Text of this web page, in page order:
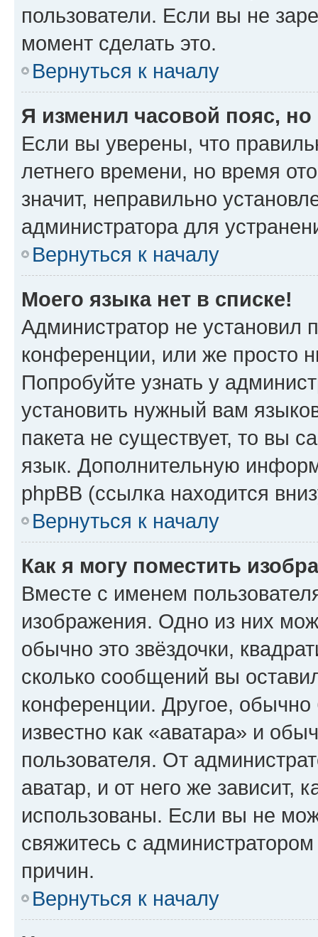
пользователи. Если вы не
момент сделать это.
Вернуться к началу
Я изменил часовой пояс,
Если вы уверены, что
летнего времени, но время
значит, неправильно
администратора для
Вернуться к началу
Моего языка нет в списке!
Администратор не установил
конференции, или же просто
Попробуйте узнать у
установить нужный вам
пакета не существует, то вы
язык. Дополнительную
phpBB (ссылка находится
Вернуться к началу
Как я могу поместить
Вместе с именем
изображения. Одно из них
обычно это звёздочки,
сколько сообщений вы
конференции. Другое,
известно как «аватара» и
пользователя. От
аватар, и от него же зависит,
использованы. Если вы не
свяжитесь с
причин.
Вернуться к началу